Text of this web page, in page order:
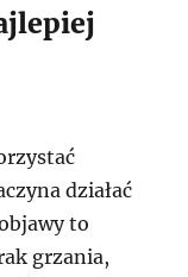
działać
to
grzania,